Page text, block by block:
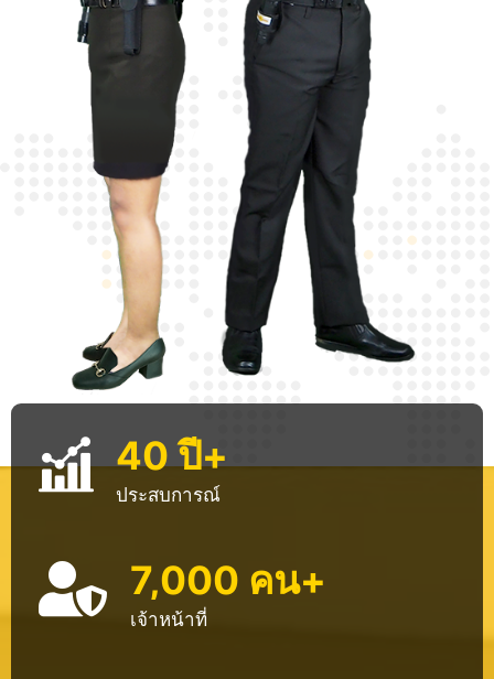
40ปี+
ประสบการณ์
7,000 คน+
เจ้าหน้าที่